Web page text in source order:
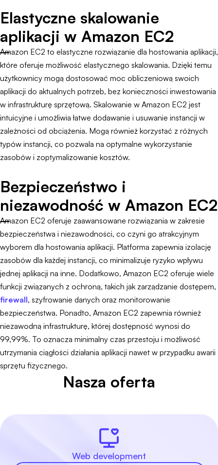
Elastyczne skalowanie
aplikacji w Amazon EC2
Amazon EC2 to elastyczne rozwiązanie dla hostowania aplikacji,
które oferuje możliwość elastycznego skalowania. Dzięki temu
użytkownicy mogą dostosować moc obliczeniową swoich
aplikacji do aktualnych potrzeb, bez konieczności inwestowania
w infrastrukturę sprzętową. Skalowanie w Amazon EC2 jest
intuicyjne i umożliwia łatwe dodawanie i usuwanie instancji w
zależności od obciążenia. Mogą również korzystać z różnych
typów instancji, co pozwala na optymalne wykorzystanie
zasobów i zoptymalizowanie kosztów.
Bezpieczeństwo i
niezawodność w Amazon EC2
Amazon EC2 oferuje zaawansowane rozwiązania w zakresie
bezpieczeństwa i niezawodności, co czyni go atrakcyjnym
wyborem dla hostowania aplikacji. Platforma zapewnia izolację
zasobów dla każdej instancji, co minimalizuje ryzyko wpływu
jednej aplikacji na inne. Dodatkowo, Amazon EC2 oferuje wiele
funkcji związanych z ochroną, takich jak zarządzanie dostępem,
firewall, szyfrowanie danych oraz monitorowanie
bezpieczeństwa. Ponadto, Amazon EC2 zapewnia również
niezawodną infrastrukturę, której dostępność wynosi do
99,99%. To oznacza minimalny czas przestoju i możliwość
utrzymania ciągłości działania aplikacji nawet w przypadku awarii
sprzętu fizycznego.
Nasza oferta
Web development